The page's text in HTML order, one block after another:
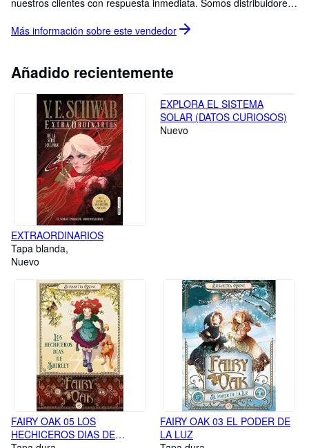
nuestros clientes con respuesta inmediata. Somos distribuidores
escribiendonos por cotizaciones.
Más información sobre este vendedor
Añadido recientemente
EXTRAORDINARIOS
Tapa blanda
Nuevo
EXPLORA EL SISTEMA
SOLAR (DATOS CURIOSOS)
Nuevo
FAIRY OAK 05 LOS
HECHICEROS DIAS DE
FAIRY OAK 03 EL PODER DE
LA LUZ